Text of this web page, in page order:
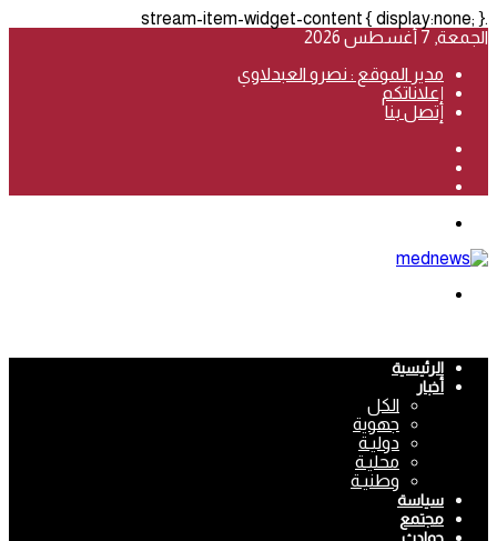
.stream-item-widget-content { display:none; }
الجمعة, 7 أغسطس 2026
مدير الموقع : نصرو العبدلاوي
إعلاناتكم
إتصل بنا
الرئيسية
أخبار
الكل
جهوية
دوليـة
محليـة
وطنيـة
سياسة
مجتمع